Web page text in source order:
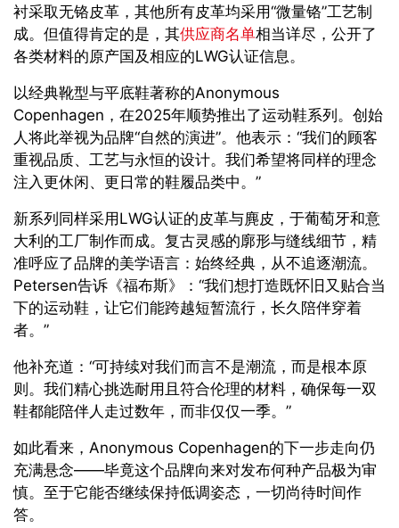
衬采取无铬皮革，其他所有皮革均采用“微量铬”工艺制
成。但值得肯定的是，其供应商名单相当详尽，公开了
各类材料的原产国及相应的LWG认证信息。
以经典靴型与平底鞋著称的Anonymous
Copenhagen ，在2025年顺势推出了运动鞋系列。创始
人将此举视为品牌“自然的演进”。他表示：“我们的顾客
重视品质、工艺与永恒的设计。我们希望将同样的理念
注入更休闲、更日常的鞋履品类中。”
新系列同样采用 LWG认证的皮革与麂皮，于葡萄牙和意
大利的工厂制作而成。复古灵感的廓形与缝线细节，精
准呼应了品牌的美学语言：始终经典，从不追逐潮流。
Petersen告诉《福布斯》：“我们想打造既怀旧又贴合当
下的运动鞋，让它们能跨越短暂流行，长久陪伴穿着
者。”
他补充道：“可持续对我们而言不是潮流，而是根本原
则。我们精心挑选耐用且符合伦理的材料，确保每一双
鞋都能陪伴人走过数年，而非仅仅一季。”
如此看来， Anonymous Copenhagen的下一步走向仍
充满悬念——毕竟这个品牌向来对发布何种产品极为审
慎。至于它能否继续保持低调姿态，一切尚待时间作
答。